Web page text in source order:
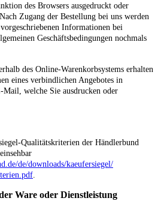
des Browsers ausgedruckt oder
Zugang der Bestellung bei uns werden
Informationen bei
Geschäftsbedingungen nochmals
des Online-Warenkorbsystems erhalten
eines verbindlichen Angebotes in
welche Sie ausdrucken oder
Qualitätskriterien der Händlerbund
de/downloads/kaeufersiegel/
Ware oder Dienstleistung